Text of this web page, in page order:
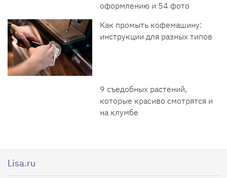
оформлению и 54 фото
Как промыть кофемашину:
инструкции для разных типов
9 съедобных растений,
которые красиво смотрятся и
на клумбе
Lisa.ru